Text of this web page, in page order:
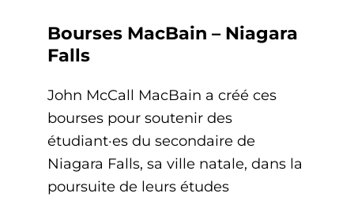
Bourses MacBain – Niagara
Falls
John McCall MacBain a créé ces
bourses pour soutenir des
étudiant·es du secondaire de
Niagara Falls, sa ville natale, dans la
poursuite de leurs études